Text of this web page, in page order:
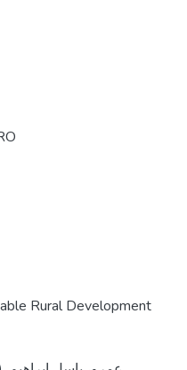
Rural Development